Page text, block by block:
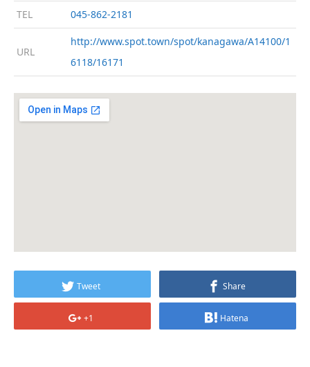
TEL 045-862-2181
URL
http://www.spot.town/spot/kanagawa/A14100/1
6118/16171
Tweet Share
+1 Hatena